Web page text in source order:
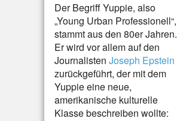
Der Begriff Yuppie, also
„Young Urban Professionell“,
stammt aus den 80er Jahren.
Er wird vor allem auf den
Journalisten Joseph Epstein
zurückgeführt, der mit dem
Yuppie eine neue,
amerikanische kulturelle
Klasse beschreiben wollte: